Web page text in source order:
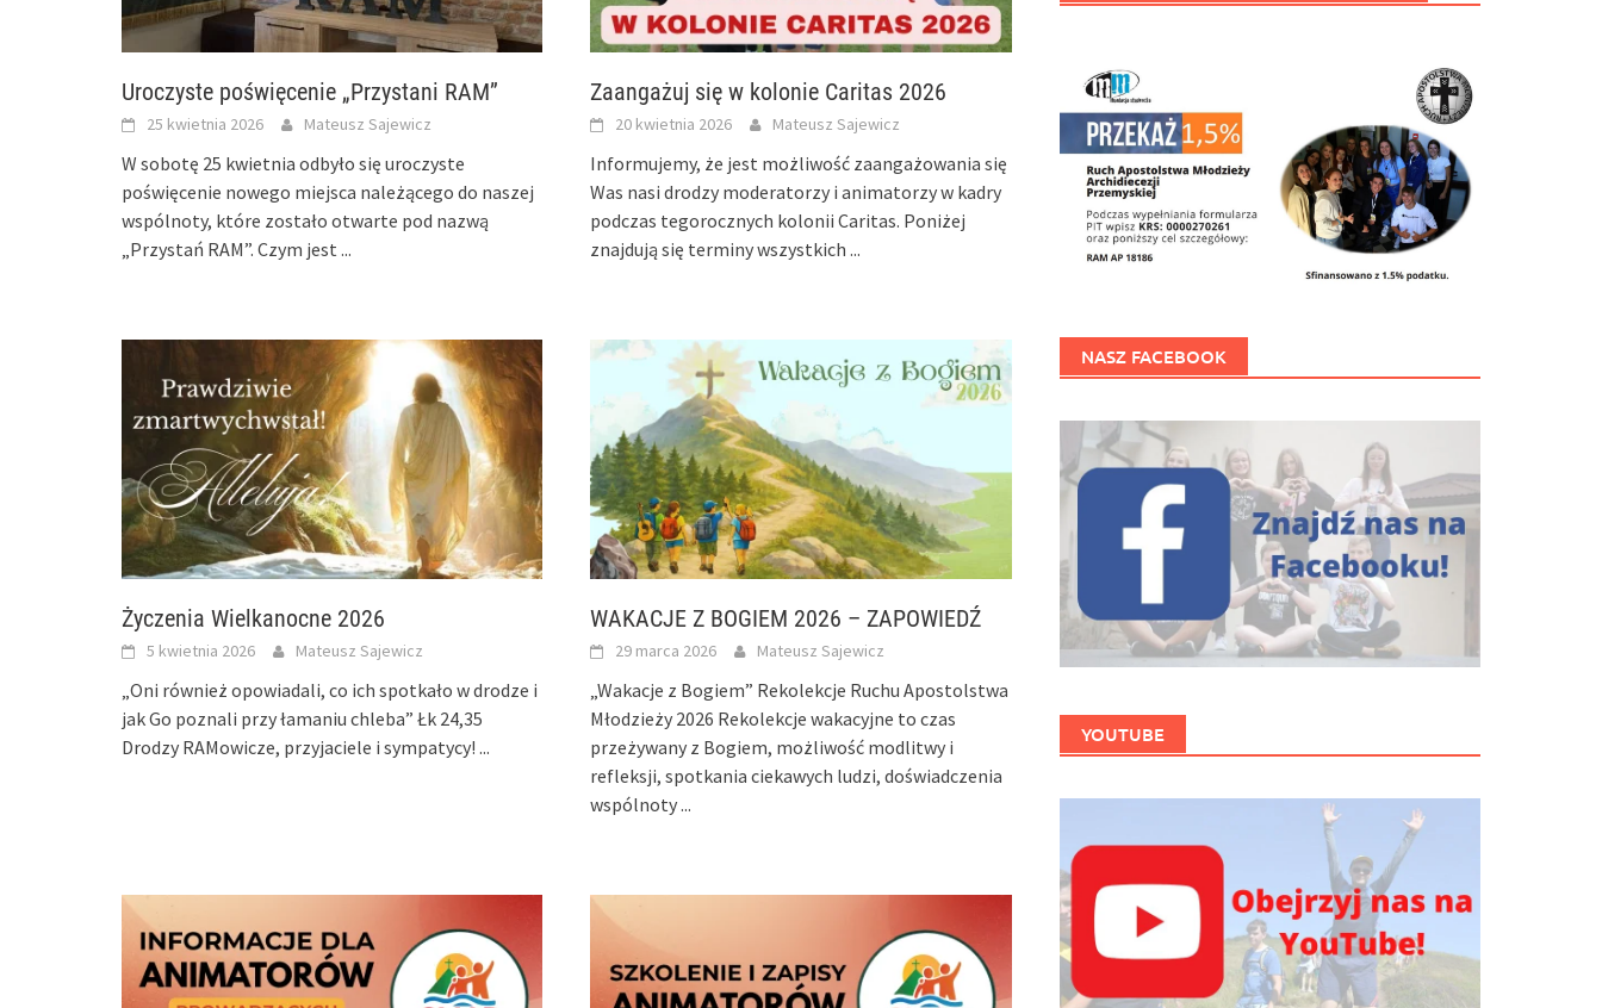
Uroczyste poświęcenie „Przystani RAM”
25 kwietnia 2026 Mateusz Sajewicz
W sobotę 25 kwietnia odbyło się uroczyste
poświęcenie nowego miejsca należącego do naszej
wspólnoty, które zostało otwarte pod nazwą
„Przystań RAM”. Czym jest ...
Zaangażuj się w kolonie Caritas 2026
20 kwietnia 2026 Mateusz Sajewicz
Informujemy, że jest możliwość zaangażowania się
Was nasi drodzy moderatorzy i animatorzy w kadry
podczas tegorocznych kolonii Caritas. Poniżej
znajdują się terminy wszystkich...
Życzenia Wielkanocne 2026
5 kwietnia 2026 Mateusz Sajewicz
„Oni również opowiadali, co ich spotkało w drodze i
jak Go poznali przy łamaniu chleba” Łk 24,35
Drodzy RAMowicze, przyjaciele i sympatycy! ...
WAKACJE Z BOGIEM 2026 – ZAPOWIEDŹ
29 marca 2026 Mateusz Sajewicz
„Wakacje z Bogiem” Rekolekcje Ruchu Apostolstwa
Młodzieży 2026 Rekolekcje wakacyjne to czas
przeżywany z Bogiem, możliwość modlitwy i
refleksji, spotkania ciekawych ludzi, doświadczenia
wspólnoty...
NASZ FACEBOOK
YOUTUBE